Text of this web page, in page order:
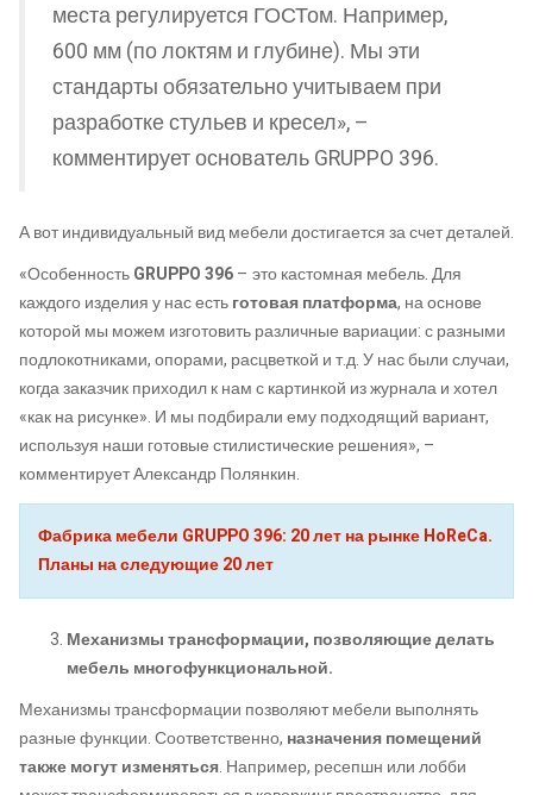
места регулируется ГОСТом. Например,
600 мм (по локтям и глубине). Мы эти
стандарты обязательно учитываем при
разработке стульев и кресел», –
комментирует основатель GRUPPO 396.
А вот индивидуальный вид мебели достигается за счет деталей.
«ОсобенностьGRUPPO 396– это кастомная мебель. Для
каждого изделия у нас естьготовая платформа, на основе
которой мы можем изготовить различные вариации: с разными
подлокотниками, опорами, расцветкой и т.д. У нас были случаи,
когда заказчик приходил к нам с картинкой из журнала и хотел
«как на рисунке». И мы подбирали ему подходящий вариант,
используя наши готовые стилистические решения», –
комментирует Александр Полянкин.
Фабрика мебели GRUPPO 396: 20 лет на рынке HoReCa.
Планы на следующие 20 лет
Механизмы трансформации, позволяющие делать
мебель многофункциональной.
Механизмы трансформации позволяют мебели выполнять
разные функции. Соответственно, назначения помещений
также могут изменяться. Например, ресепшн или лобби